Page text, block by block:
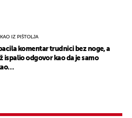
KAO IZ PIŠTOLJA
komentar trudnici bez noge, a
ispalio odgovor kao da je samo